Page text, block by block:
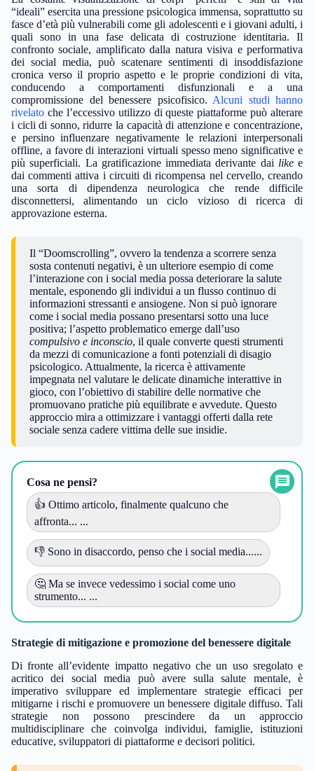
“ideali” esercita una pressione psicologica immensa, soprattutto su
fasce d’età più vulnerabili come gli adolescenti e i giovani adulti, i
quali sono in una fase delicata di costruzione identitaria. Il
confronto sociale, amplificato dalla natura visiva e performativa
dei social media, può scatenare sentimenti di insoddisfazione
cronica verso il proprio aspetto e le proprie condizioni di vita,
conducendo a comportamenti disfunzionali e a una
compromissione del benessere psicofisico. Alcuni studi hanno
rivelato che l’eccessivo utilizzo di queste piattaforme può alterare
i cicli di sonno, ridurre la capacità di attenzione e concentrazione,
e persino influenzare negativamente le relazioni interpersonali
offline, a favore di interazioni virtuali spesso meno significative e
più superficiali. La gratificazione immediata derivante dai likee
dai commenti attiva i circuiti di ricompensa nel cervello, creando
una sorta di dipendenza neurologica che rende difficile
disconnettersi, alimentando un ciclo vizioso di ricerca di
approvazione esterna.
Il “Doomscrolling”, ovvero la tendenza a scorrere senza
sosta contenuti negativi, è un ulteriore esempio di come
l’interazione con i social media possa deteriorare la salute
mentale, esponendo gli individui a un flusso continuo di
informazioni stressanti e ansiogene. Non si può ignorare
come i social media possano presentarsi sotto una luce
positiva; l’aspetto problematico emerge dall’uso
compulsivo e inconscio, il quale converte questi strumenti
da mezzi di comunicazione a fonti potenziali di disagio
psicologico. Attualmente, la ricerca è attivamente
impegnata nel valutare le delicate dinamiche interattive in
gioco, con l’obiettivo di stabilire delle normative che
promuovano pratiche più equilibrate e avvedute. Questo
approccio mira a ottimizzare i vantaggi offerti dalla rete
sociale senza cadere vittima delle sue insidie.
Cosa ne pensi?
👍 Ottimo articolo, finalmente qualcuno che
affronta... ...
👎 Sono in disaccordo, penso che i social media......
🤔 Ma se invece vedessimo i social come uno
strumento... ...
Strategie di mitigazione e promozione del benessere digitale
Di fronte all’evidente impatto negativo che un uso sregolato e
acritico dei social media può avere sulla salute mentale, è
imperativo sviluppare ed implementare strategie efficaci per
mitigarne i rischi e promuovere un benessere digitale diffuso. Tali
strategie non possono prescindere da un approccio
multidisciplinare che coinvolga individui, famiglie, istituzioni
educative, sviluppatori di piattaforme e decisori politici.